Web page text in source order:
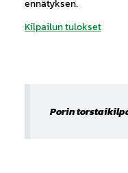
ennätyksen.
Kilpailun tulokset
Porin